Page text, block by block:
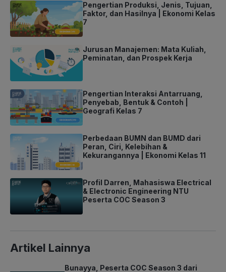
Pengertian Produksi, Jenis, Tujuan,
Faktor, dan Hasilnya | Ekonomi Kelas
7
Jurusan Manajemen: Mata Kuliah,
Peminatan, dan Prospek Kerja
Pengertian Interaksi Antarruang,
Penyebab, Bentuk & Contoh |
Geografi Kelas 7
Perbedaan BUMN dan BUMD dari
Peran, Ciri, Kelebihan &
Kekurangannya | Ekonomi Kelas 11
Profil Darren, Mahasiswa Electrical
& Electronic Engineering NTU
Peserta COC Season 3
Artikel Lainnya
Bunayya, Peserta COC Season 3 dari